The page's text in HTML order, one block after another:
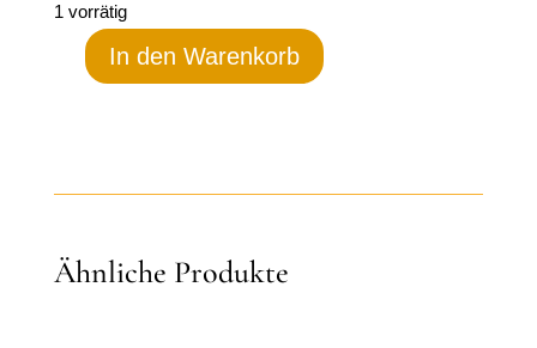
1 vorrätig
Krabbeldecke
In den Warenkorb
Ähnliche Produkte